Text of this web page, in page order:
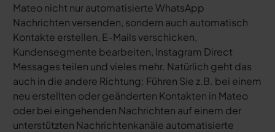
Mateo nicht nur automatisierte WhatsApp
Nachrichten versenden, sondern auch automatisch
Kontakte erstellen, E-Mails verschicken,
Kundensegmente bearbeiten, Instagram Direct
Messages teilen und vieles mehr. Natürlich geht das
auch in die andere Richtung: Führen Sie z.B. bei einem
neu erstellten oder geänderten Kontakten in Mateo
oder bei eingehenden Nachrichten auf einem der
unterstützten Nachrichtenkanäle automatisierte